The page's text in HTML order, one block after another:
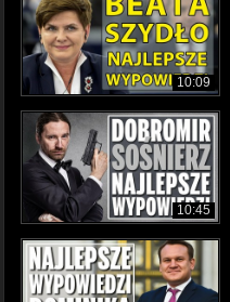
10:09
10:45